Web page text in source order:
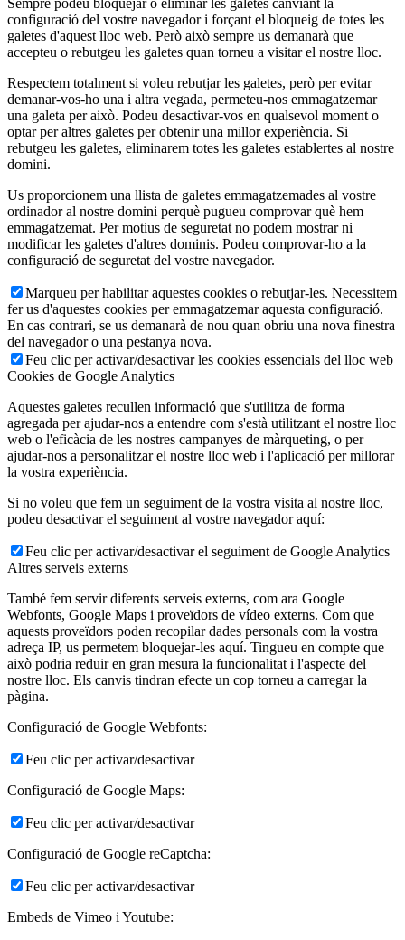
configuració del vostre navegador i forçant el bloqueig de totes les
galetes d'aquest lloc web. Però això sempre us demanarà que
accepteu o rebutgeu les galetes quan torneu a visitar el nostre lloc.
Respectem totalment si voleu rebutjar les galetes, però per evitar
demanar-vos-ho una i altra vegada, permeteu-nos emmagatzemar
una galeta per això. Podeu desactivar-vos en qualsevol moment o
optar per altres galetes per obtenir una millor experiència. Si
rebutgeu les galetes, eliminarem totes les galetes establertes al nostre
domini.
Us proporcionem una llista de galetes emmagatzemades al vostre
ordinador al nostre domini perquè pugueu comprovar què hem
emmagatzemat. Per motius de seguretat no podem mostrar ni
modificar les galetes d'altres dominis. Podeu comprovar-ho a la
configuració de seguretat del vostre navegador.
Marqueu per habilitar aquestes cookies o rebutjar-les. Necessitem
fer us d'aquestes cookies per emmagatzemar aquesta configuració.
En cas contrari, se us demanarà de nou quan obriu una nova finestra
del navegador o una pestanya nova.
Feu clic per activar/desactivar les cookies essencials del lloc web
Cookies de Google Analytics
Aquestes galetes recullen informació que s'utilitza de forma
agregada per ajudar-nos a entendre com s'està utilitzant el nostre lloc
web o l'eficàcia de les nostres campanyes de màrqueting, o per
ajudar-nos a personalitzar el nostre lloc web i l'aplicació per millorar
la vostra experiència.
Si no voleu que fem un seguiment de la vostra visita al nostre lloc,
podeu desactivar el seguiment al vostre navegador aquí:
Feu clic per activar/desactivar el seguiment de Google Analytics
Altres serveis externs
També fem servir diferents serveis externs, com ara Google
Webfonts, Google Maps i proveïdors de vídeo externs. Com que
aquests proveïdors poden recopilar dades personals com la vostra
adreça IP, us permetem bloquejar-les aquí. Tingueu en compte que
això podria reduir en gran mesura la funcionalitat i l'aspecte del
nostre lloc. Els canvis tindran efecte un cop torneu a carregar la
pàgina.
Configuració de Google Webfonts:
Feu clic per activar/desactivar
Configuració de Google Maps:
Feu clic per activar/desactivar
Configuració de Google reCaptcha:
Feu clic per activar/desactivar
Embeds de Vimeo i Youtube: